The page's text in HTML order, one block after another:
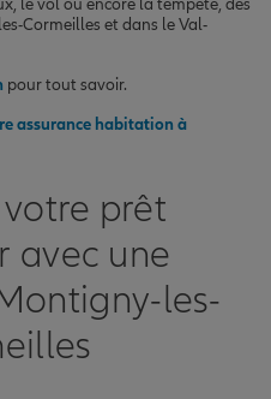
Cormeilles et dans le Val-
pour tout savoir.
assurance habitation à
prêt
avec une
les-